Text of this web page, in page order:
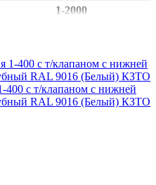
1-2000
справа
внутренняя
резьба G 1/2"
400 с т/клапаном с нижней
RAL 9016 (Белый) КЗТО